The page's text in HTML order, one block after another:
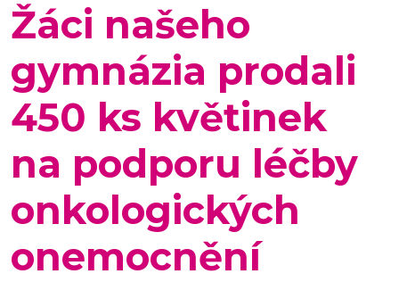
Žáci našeho
gymnázia prodali
450 ks květinek
na podporu léčby
onkologických
onemocnění